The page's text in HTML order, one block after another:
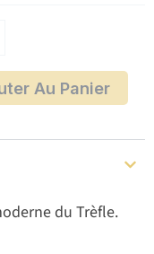
Au Panier
du Trèfle.